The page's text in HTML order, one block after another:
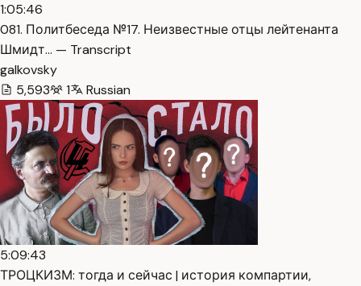
1:05:46
081. Политбеседа №17. Неизвестные отцы лейтенанта
Шмидт… — Transcript
galkovsky
5,593
1 Russian
5:09:43
ТРОЦКИЗМ: тогда и сейчас | история компартии,